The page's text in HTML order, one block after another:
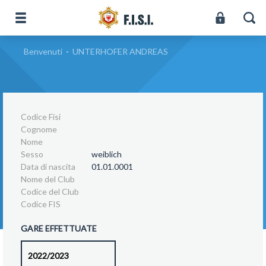
Benvenuti - UNTERHOFER ANDREAS
Codice Fisi
Cognome
Nome
Sesso
weiblich
Data di nascita
01.01.0001
Nome del Club
Codice del Club
Codice FIS
GARE EFFETTUATE